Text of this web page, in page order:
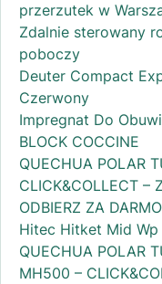
przerzutek w
Zdalnie sterowany
poboczy
Deuter Compact
Czerwony
Impregnat Do
BLOCK COCCINE
QUECHUA POLAR
CLICK&COLLECT –
ODBIERZ ZA
Hitec Hitket Mid
QUECHUA POLAR
MH500 –